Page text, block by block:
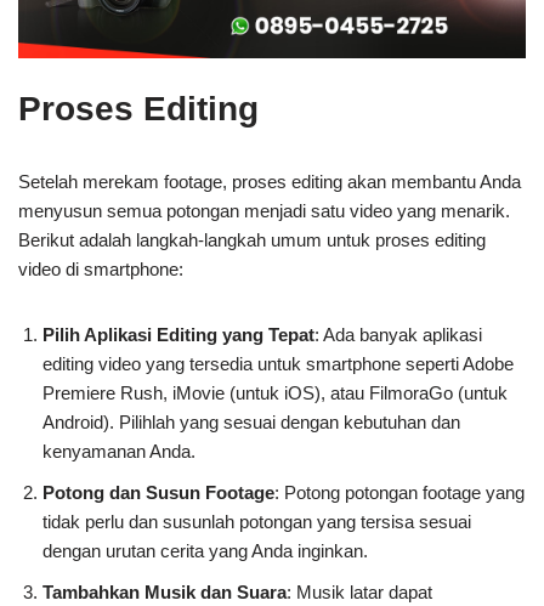
Proses Editing
Setelah merekam footage, proses editing akan membantu Anda
menyusun semua potongan menjadi satu video yang menarik.
Berikut adalah langkah-langkah umum untuk proses editing
video di smartphone:
Pilih Aplikasi Editing yang Tepat: Ada banyak aplikasi
editing video yang tersedia untuk smartphone seperti Adobe
Premiere Rush, iMovie (untuk iOS), atau FilmoraGo (untuk
Android). Pilihlah yang sesuai dengan kebutuhan dan
kenyamanan Anda.
Potong dan Susun Footage: Potong potongan footage yang
tidak perlu dan susunlah potongan yang tersisa sesuai
dengan urutan cerita yang Anda inginkan.
Tambahkan Musik dan Suara: Musik latar dapat